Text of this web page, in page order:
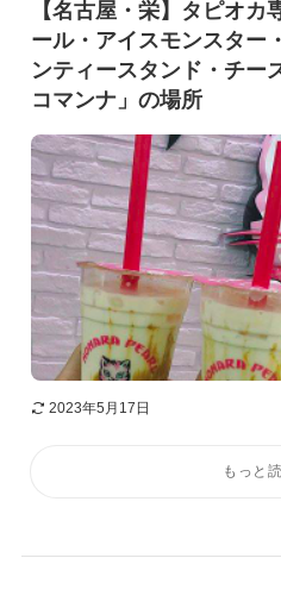
【名古屋・栄】タピオ
ール・アイスモンスター
ンティースタンド・チー
コマンナ」の場所
2023年5月17日